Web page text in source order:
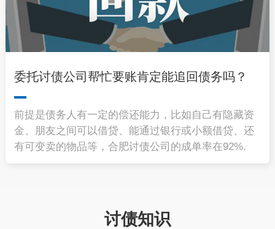
委托讨债公司帮忙要账肯定能追回债务吗？
前提是债务人有一定的偿还能力，比如自己有隐藏资
金、朋友之间可以借贷、能通过银行或小额借贷、还
有可变卖的物品等，合肥讨债公司的成单率在92%.
讨债知识